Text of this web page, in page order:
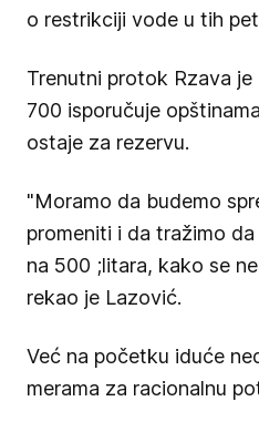
o restrikciji vode u tih
Trenutni protok Rzava
700 isporučuje
ostaje za rezervu.
"Moramo da budemo
promeniti i da tražimo
na 500 ;litara, kako se
rekao je Lazović.
Već na početku iduće
merama za racionalnu